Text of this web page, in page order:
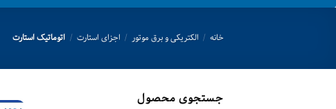
خانه / الکتریکی و برق موتور / اجزای استارت / اتوماتیک استارت
جستجوی محصول